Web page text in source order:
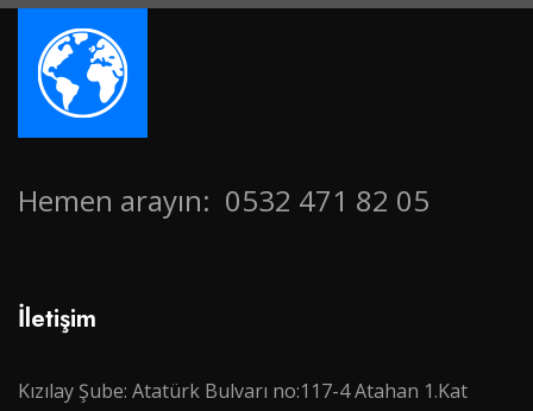
Hemen arayın: 0532 471 82 05
İletişim
Kızılay Şube: Atatürk Bulvarı no:117-4 Atahan 1.Kat